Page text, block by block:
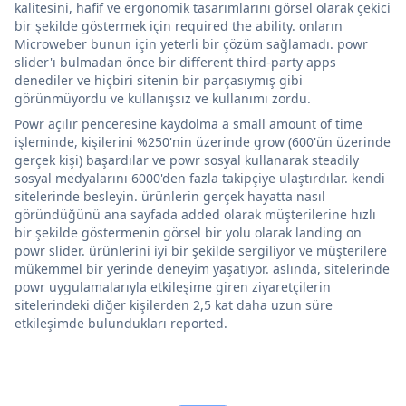
kalitesini, hafif ve ergonomik tasarımlarını görsel olarak çekici
bir şekilde göstermek için required the ability. onların
Microweber bunun için yeterli bir çözüm sağlamadı. powr
slider'ı bulmadan önce bir different third-party apps
denediler ve hiçbiri sitenin bir parçasıymış gibi
görünmüyordu ve kullanışsız ve kullanımı zordu.
Powr açılır penceresine kaydolma a small amount of time
işleminde, kişilerini %250'nin üzerinde grow (600'ün üzerinde
gerçek kişi) başardılar ve powr sosyal kullanarak steadily
sosyal medyalarını 6000'den fazla takipçiye ulaştırdılar. kendi
sitelerinde besleyin. ürünlerin gerçek hayatta nasıl
göründüğünü ana sayfada added olarak müşterilerine hızlı
bir şekilde göstermenin görsel bir yolu olarak landing on
powr slider. ürünlerini iyi bir şekilde sergiliyor ve müşterilere
mükemmel bir yerinde deneyim yaşatıyor. aslında, sitelerinde
powr uygulamalarıyla etkileşime giren ziyaretçilerin
sitelerindeki diğer kişilerden 2,5 kat daha uzun süre
etkileşimde bulundukları reported.